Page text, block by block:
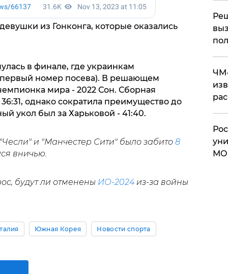
из Гонконга, которые оказались
в финале, где украинкам
номер посева). В решающем
мира - 2022 Сон. Сборная
однако сократила преимущество до
укол был за Харьковой - 41:40.
и "Манчестер Сити" было забито 8
вничью.
будут ли отменены ИО-2024из-за войны
Южная Корея Новости спорта
ЧМ-